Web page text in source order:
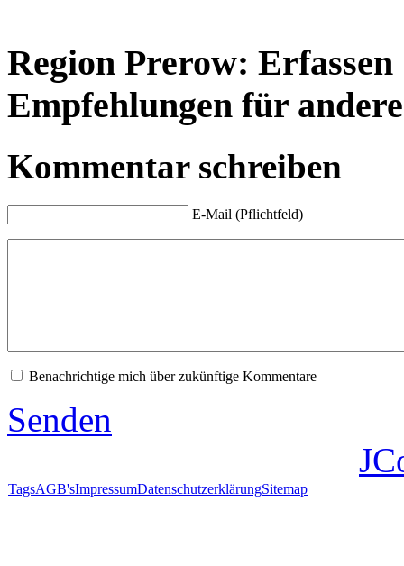
Region Prerow:
Empfehlungen für
Kommentar schreiben
E-Mail (Pflichtfeld)
Benachrichtige mich über zukünftige Kommentare
Senden
TagsAGB'sImpressumDatenschutzerklärungSitemap